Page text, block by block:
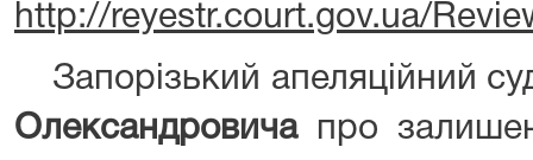
http://reyestr.court.gov.ua/
Запорізький апеляційний
Олександровича про